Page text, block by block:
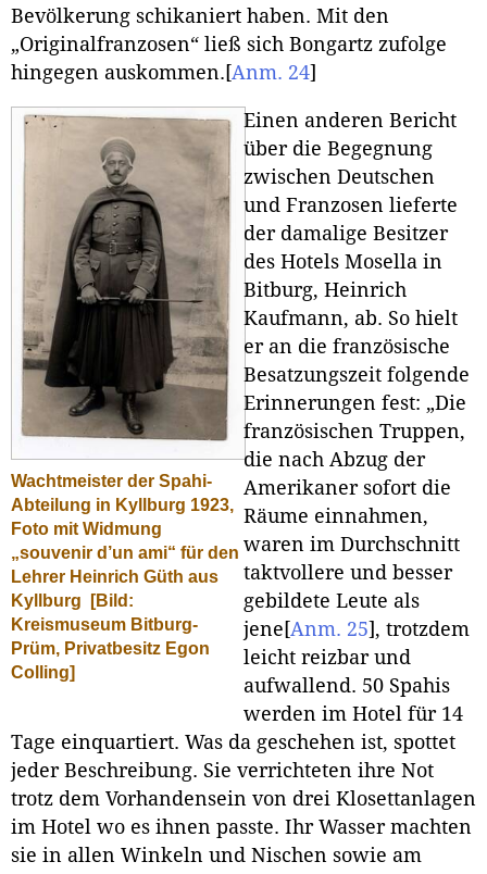
Bevölkerung schikaniert haben. Mit den
„Originalfranzosen“ ließ sich Bongartz zufolge
hingegen auskommen. [Anm. 24]
Wachtmeister der Spahi-
Abteilung in Kyllburg 1923,
Foto mit Widmung
„souvenir d’un ami“ für den
Lehrer Heinrich Güth aus
Kyllburg
[Bild:
Kreismuseum Bitburg-
Prüm, Privatbesitz Egon
Colling]
Einen anderen Bericht
über die Begegnung
zwischen Deutschen
und Franzosen lieferte
der damalige Besitzer
des Hotels Mosella in
Bitburg, Heinrich
Kaufmann, ab. So hielt
er an die französische
Besatzungszeit folgende
Erinnerungen fest: „Die
französischen Truppen,
die nach Abzug der
Amerikaner sofort die
Räume einnahmen,
waren im Durchschnitt
taktvollere und besser
gebildete Leute als
jene [Anm. 25] , trotzdem
leicht reizbar und
aufwallend. 50 Spahis
werden im Hotel für 14
Tage einquartiert. Was da geschehen ist, spottet
jeder Beschreibung. Sie verrichteten ihre Not
trotz dem Vorhandensein von drei Klosettanlagen
im Hotel wo es ihnen passte. Ihr Wasser machten
sie in allen Winkeln und Nischen sowie am